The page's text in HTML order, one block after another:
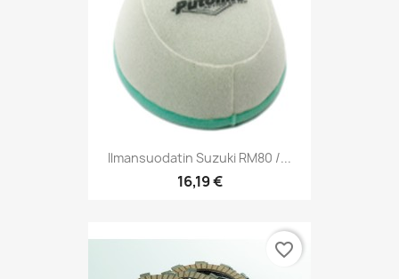
Ilmansuodatin Suzuki RM80 /...
16,19 €
favorite_border